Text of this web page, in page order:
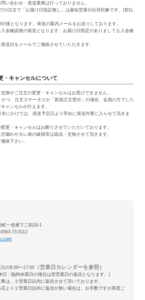
い合わせ・発送業務は行っておりません。
の注文で「お届け日指定無し」は最短営業日出荷対象です。(前払
後となります。発送の案内メールをお送りしております。
入金確認後の発送となります。お届け日指定がありましても入金確
送日をメールでご連絡させていただきます。
・キャンセルについて
換やご注文の変更・キャンセルはお受けできません。
つ、注文ステータスが「新規注文受付」の場合、会員の方でした
ャンセルが行えます。
にかけては、発送予定日より早めに発送作業に入らせて頂きま
更・キャンセルはお断りさせていただいております。
漏れやタレ袋の破損等は返品・交換させて頂きます。
絡下さい。
町一色東下二割18-1
73-5112
の8:00〜17:00 （営業日カレンダーを参照）
日・臨時休業日の場合は翌営業日の返信となります。)
は、２営業日以内に返信させて頂いております。
より２営業日以内に返信が無い場合は、お手数ですが再度ご